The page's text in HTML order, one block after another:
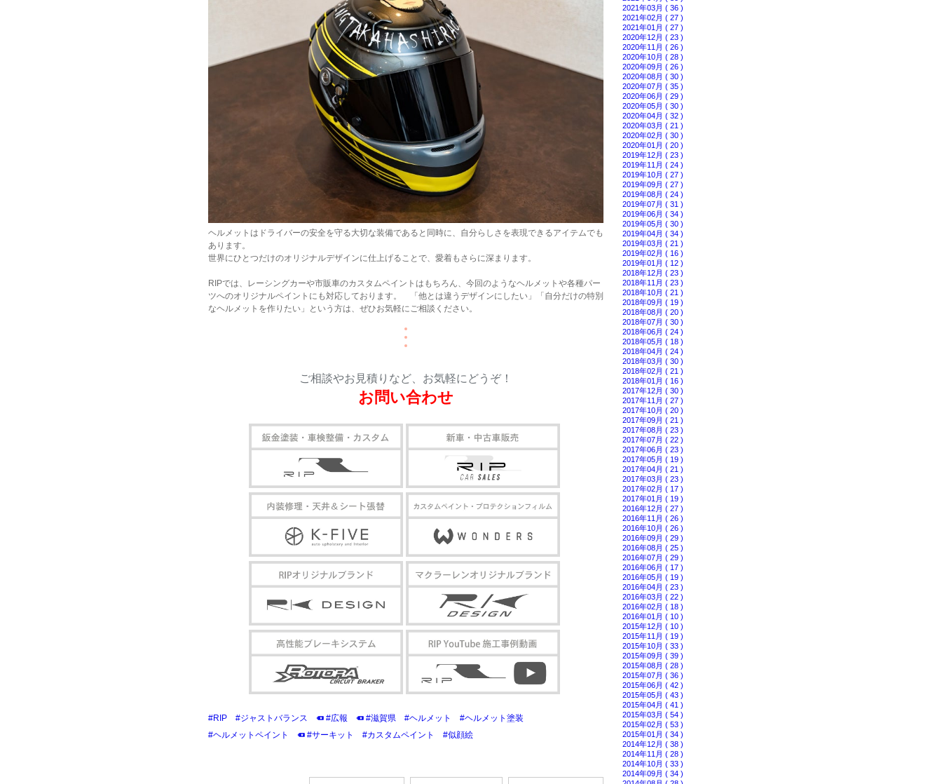
2021年03月 ( 36 )
2021年02月 ( 27 )
2021年01月 ( 27 )
2020年12月 ( 23 )
2020年11月 ( 26 )
2020年10月 ( 28 )
2020年09月 ( 26 )
2020年08月 ( 30 )
2020年07月 ( 35 )
2020年06月 ( 29 )
2020年05月 ( 30 )
2020年04月 ( 32 )
2020年03月 ( 21 )
2020年02月 ( 30 )
2020年01月 ( 20 )
2019年12月 ( 23 )
2019年11月 ( 24 )
2019年10月 ( 27 )
2019年09月 ( 27 )
2019年08月 ( 24 )
2019年07月 ( 31 )
2019年06月 ( 34 )
2019年05月 ( 30 )
2019年04月 ( 34 )
2019年03月 ( 21 )
2019年02月 ( 16 )
2019年01月 ( 12 )
2018年12月 ( 23 )
2018年11月 ( 23 )
2018年10月 ( 21 )
2018年09月 ( 19 )
2018年08月 ( 20 )
2018年07月 ( 30 )
2018年06月 ( 24 )
2018年05月 ( 18 )
2018年04月 ( 24 )
2018年03月 ( 30 )
2018年02月 ( 21 )
2018年01月 ( 16 )
2017年12月 ( 30 )
2017年11月 ( 27 )
2017年10月 ( 20 )
2017年09月 ( 21 )
2017年08月 ( 23 )
2017年07月 ( 22 )
2017年06月 ( 23 )
2017年05月 ( 19 )
2017年04月 ( 21 )
2017年03月 ( 23 )
2017年02月 ( 17 )
2017年01月 ( 19 )
2016年12月 ( 27 )
2016年11月 ( 26 )
2016年10月 ( 26 )
2016年09月 ( 29 )
2016年08月 ( 25 )
2016年07月 ( 29 )
2016年06月 ( 17 )
2016年05月 ( 19 )
2016年04月 ( 23 )
2016年03月 ( 22 )
2016年02月 ( 18 )
2016年01月 ( 10 )
2015年12月 ( 10 )
2015年11月 ( 19 )
2015年10月 ( 33 )
2015年09月 ( 39 )
2015年08月 ( 28 )
2015年07月 ( 36 )
2015年06月 ( 42 )
2015年05月 ( 43 )
2015年04月 ( 41 )
2015年03月 ( 54 )
2015年02月 ( 53 )
2015年01月 ( 34 )
2014年12月 ( 38 )
2014年11月 ( 28 )
2014年10月 ( 33 )
2014年09月 ( 34 )
ヘルメットはドライバーの安全を守る大切な装備であると同時に、自分らしさを表現できるアイテムでも
あります。
世界にひとつだけのオリジナルデザインに仕上げることで、愛着もさらに深まります。
RIPでは、レーシングカーや市販車のカスタムペイントはもちろん、今回のようなヘルメットや各種パー
ツへのオリジナルペイントにも対応しております。 「他とは違うデザインにしたい」「自分だけの特別
なヘルメットを作りたい」という方は、ぜひお気軽にご相談ください。
ご相談やお見積りなど、お気軽にどうぞ！
お問い合わせ
#RIP #ジャストバランス #広報 #滋賀県 #ヘルメット
#ヘルメット塗装
#ヘルメットペイント
#サーキット #カスタムペイント #似顔絵